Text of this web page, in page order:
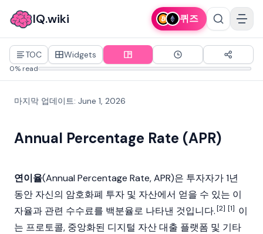
IQ.wiki 퀴즈
TOC Widgets
0% read
마지막 업데이트: June 1, 2026
Annual Percentage Rate (APR)
연이율(Annual Percentage Rate, APR)은 투자자가 1년
동안 자신의 암호화폐 투자 및 자산에서 얻을 수 있는 이
자율과 관련 수수료를 백분율로 나타낸 것입니다.[2] [1] 이
는 프로토콜, 중앙화된 디지털 자산 대출 플랫폼 및 기타